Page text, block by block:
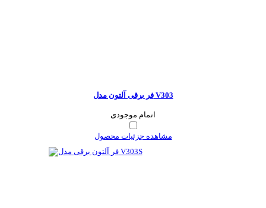
فر برقی آلتون مدل V303
اتمام موجودی
مشاهده جزئیات محصول